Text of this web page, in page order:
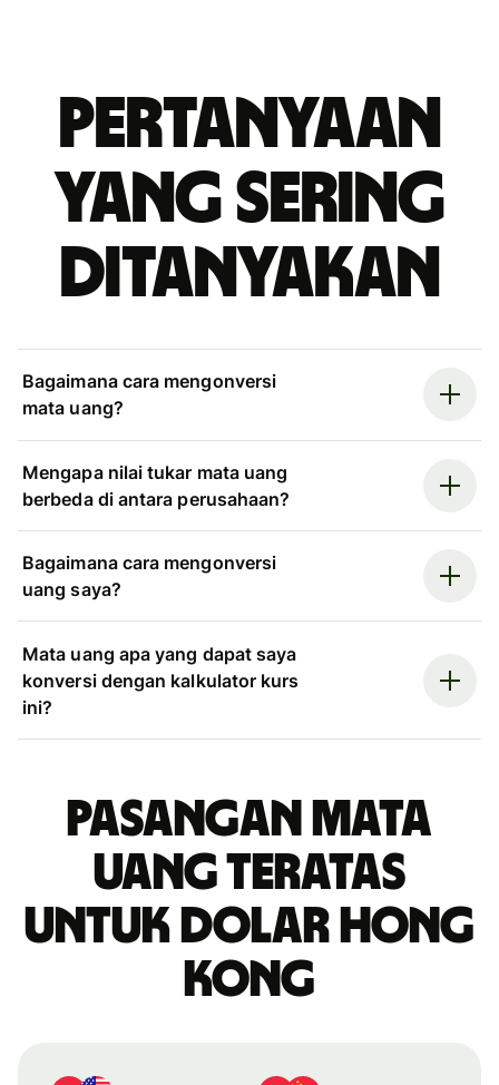
Pertanyaan
yang sering
ditanyakan
Bagaimana cara mengonversi
mata uang?
Mengapa nilai tukar mata uang
berbeda di antara perusahaan?
Bagaimana cara mengonversi
uang saya?
Mata uang apa yang dapat saya
konversi dengan kalkulator kurs
ini?
Pasangan mata
uang teratas
untuk dolar Hong
Kong